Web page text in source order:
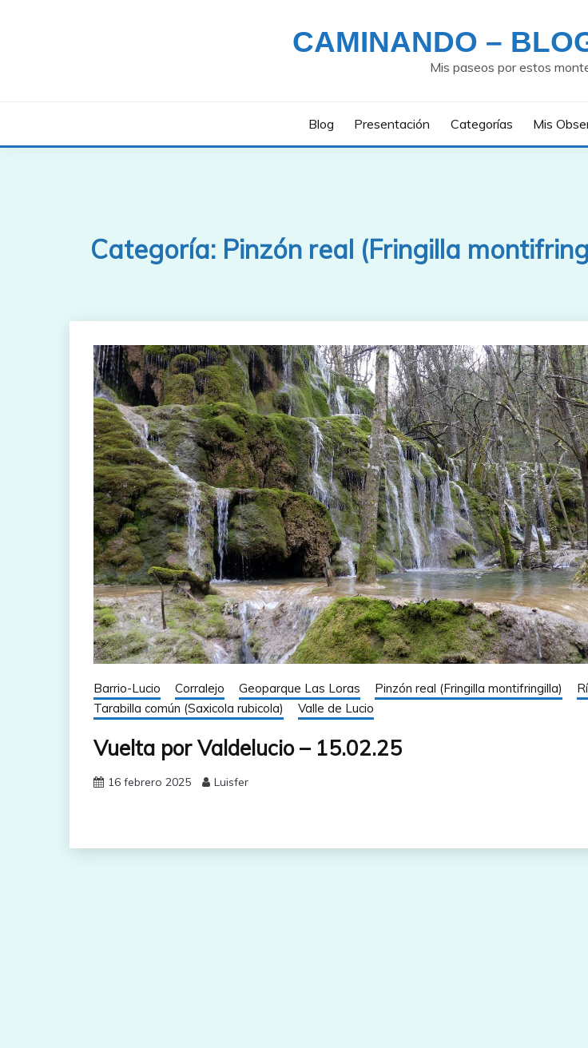
CAMINANDO –
Mis paseos por estos
Blog Presentación Categorías Mis
Categoría: Pinzón real (Fringilla
Barrio-Lucio Corralejo Geoparque Las Loras Pinzón real (Fringilla montifringilla)
Tarabilla común (Saxicola rubicola)
Valle de Lucio
Vuelta por Valdelucio – 15.02.25
16 febrero 2025 Luisfer